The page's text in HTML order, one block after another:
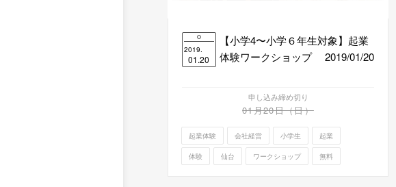
2019.
01.20
【小学4〜小学６年生対象】起業
体験ワークショップ 2019/01/20
申し込み締め切り
01月20日（日）
起業体験 会社経営 小学生 起業
体験 仙台 ワークショップ 無料